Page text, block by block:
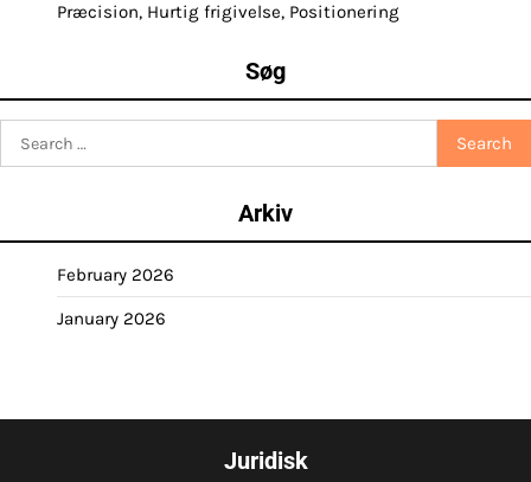
Præcision, Hurtig frigivelse, Positionering
Søg
for:
Arkiv
February 2026
January 2026
Juridisk